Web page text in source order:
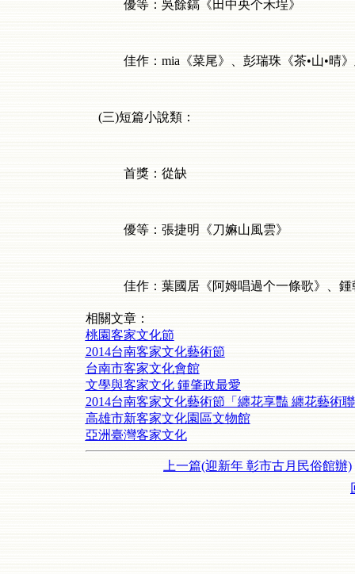
優等：吳餘鎬《田中央个禾埕》
佳作： mia 《菜尾》、彭瑞珠《茶•山•晴
(三)短篇小說類：
首獎：從缺
優等：張捷明《刀嫲山風雲》
佳作：葉國居《阿姆唱過个一條歌》、鍾
相關文章：
桃園客家文化節
2014台南客家文化藝術節
台南市客家文化會館
文學與客家文化 鍾肇政最愛
2014台南客家文化藝術節「纏花享豔 纏花藝術
高雄市新客家文化園區文物館
亞洲臺灣客家文化
上一篇(迎新年 彰市古月民俗館辦)